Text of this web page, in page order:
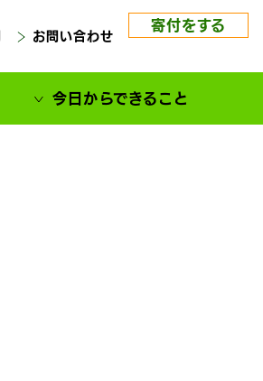
お問い合わせ
寄付をする
今日からできること